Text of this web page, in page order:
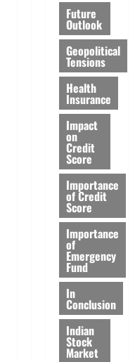
Future
Outlook
Geopolitical
Tensions
Health
Insurance
Impact
on
Credit
Score
Importance
of Credit
Score
Importance
of
Emergency
Fund
In
Conclusion
Indian
Stock
Market